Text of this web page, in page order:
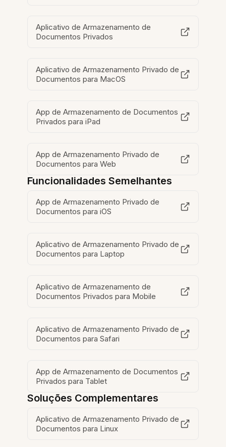
Aplicativo de Armazenamento de
Documentos Privados
Aplicativo de Armazenamento Privado de
Documentos para MacOS
App de Armazenamento de Documentos
Privados para iPad
App de Armazenamento Privado de
Documentos para Web
Funcionalidades Semelhantes
App de Armazenamento Privado de
Documentos para iOS
Aplicativo de Armazenamento Privado de
Documentos para Laptop
Aplicativo de Armazenamento de
Documentos Privados para Mobile
Aplicativo de Armazenamento Privado de
Documentos para Safari
App de Armazenamento de Documentos
Privados para Tablet
Soluções Complementares
Aplicativo de Armazenamento Privado de
Documentos para Linux